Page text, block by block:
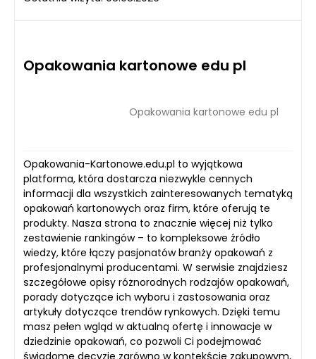
Opakowania kartonowe edu pl
Opakowania kartonowe edu pl
Opakowania-Kartonowe.edu.pl to wyjątkowa
platforma, która dostarcza niezwykle cennych
informacji dla wszystkich zainteresowanych tematyką
opakowań kartonowych oraz firm, które oferują te
produkty. Nasza strona to znacznie więcej niż tylko
zestawienie rankingów – to kompleksowe źródło
wiedzy, które łączy pasjonatów branży opakowań z
profesjonalnymi producentami. W serwisie znajdziesz
szczegółowe opisy różnorodnych rodzajów opakowań,
porady dotyczące ich wyboru i zastosowania oraz
artykuły dotyczące trendów rynkowych. Dzięki temu
masz pełen wgląd w aktualną ofertę i innowacje w
dziedzinie opakowań, co pozwoli Ci podejmować
świadome decyzje zarówno w kontekście zakupowym,